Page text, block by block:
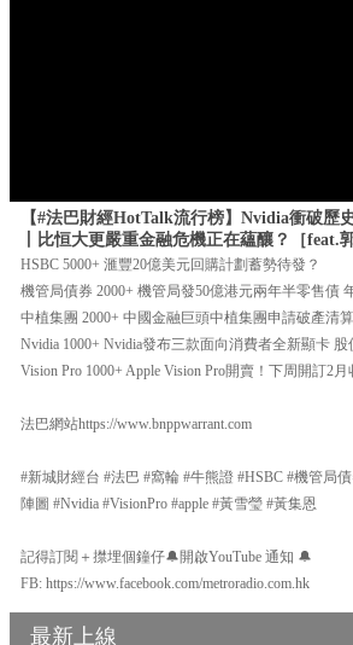
【#法巴財經HotTalk流行榜】Nvidia衝破歷
丨比恒大更嚴重金融危機正在蘊釀？［feat.
HSBC 5000+ 滙豐20億美元回購計劃蓄勢待發？
機管局債券 2000+ 機管局發50億港元兩年半零售債
中植集團 2000+ 中國金融巨頭中植集團申請破產清
Nvidia 1000+ Nvidia發布三款面向消費者全新顯卡
Vision Pro 1000+ Apple Vision Pro開賣！下周開訂2月
法巴網站https://www.bnppwarrant.com
#新城財經台 #法巴 #窩輪 #牛熊證 #HSBC #機管局
陣圖 #Nvidia #VisionPro #apple #黃雪瑩 #黃集恩
記得訂閱＋㩒埋個鐘仔🔔開啟YouTube 通知 🔔
FB: https://www.facebook.com/metroradio.com.hk
最新上線